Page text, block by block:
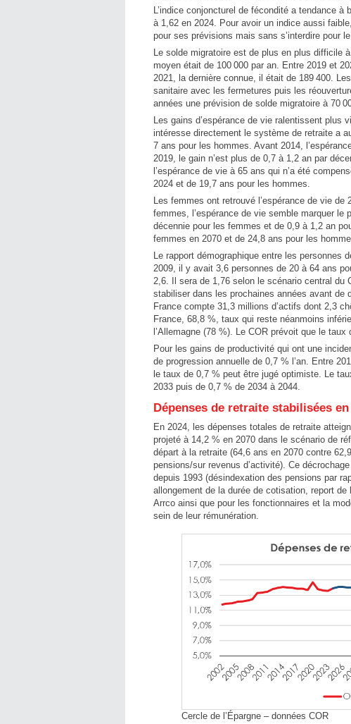
L’indice conjoncturel de fécondité a tendance
à 1,62 en 2024. Pour avoir un indice aussi
pour ses prévisions mais sans s’interdire pour
Le solde migratoire est de plus en plus difficile
moyen était de 100 000 par an. Entre 2019 et
2021, la dernière connue, il était de 189 400.
sanitaire avec les fermetures puis les
années une prévision de solde migratoire à 70
Les gains d’espérance de vie ralentissent plus
intéresse directement le système de retraite a
7 ans pour les hommes. Avant 2014,
2019, le gain n’est plus de 0,7 à 1,2 an par
l’espérance de vie à 65 ans qui n’a été
2024 et de 19,7 ans pour les hommes.
Les femmes ont retrouvé l’espérance de vie
femmes, l’espérance de vie semble marquer
décennie pour les femmes et de 0,9 à 1,2 an
femmes en 2070 et de 24,8 ans pour les
Le rapport démographique entre les personnes
2009, il y avait 3,6 personnes de 20 à 64 ans
2,6. Il sera de 1,76 selon le scénario central du
stabiliser dans les prochaines années avant de
France compte 31,3 millions d’actifs dont 2,3
France, 68,8 %, taux qui reste néanmoins
l’Allemagne (78 %). Le COR prévoit que le taux
Pour les gains de productivité qui ont une
de progression annuelle de 0,7 % l’an. Entre
le taux de 0,7 % peut être jugé optimiste. Le
2033 puis de 0,7 % de 2034 à 2044.
Dépenses de retraite stabilisées
En 2024, les dépenses totales de retraite
projeté à 14,2 % en 2070 dans le scénario de
départ à la retraite (64,6 ans en 2070 contre
pensions/sur revenus d’activité). Ce
depuis 1993 (désindexation des pensions par
allongement de la durée de cotisation, report
Arrco ainsi que pour les fonctionnaires et la
sein de leur rémunération.
Cercle de l’Épargne – données COR